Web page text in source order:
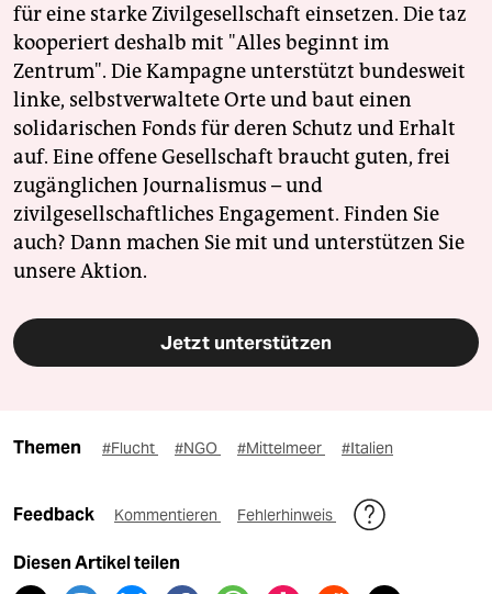
für eine starke Zivilgesellschaft einsetzen. Die taz
kooperiert deshalb mit "Alles beginnt im
Zentrum". Die Kampagne unterstützt bundesweit
linke, selbstverwaltete Orte und baut einen
solidarischen Fonds für deren Schutz und Erhalt
auf. Eine offene Gesellschaft braucht guten, frei
zugänglichen Journalismus – und
zivilgesellschaftliches Engagement. Finden Sie
auch? Dann machen Sie mit und unterstützen Sie
unsere Aktion.
Jetzt unterstützen
Themen #Flucht #NGO #Mittelmeer #Italien
Feedback Kommentieren Fehlerhinweis
Diesen Artikel teilen